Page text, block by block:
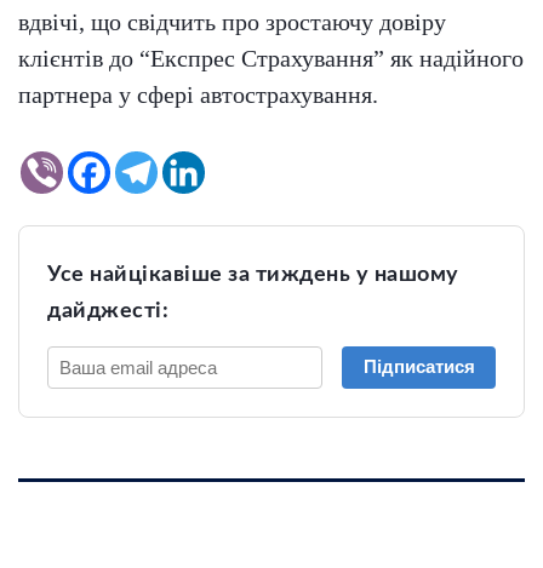
вдвічі, що свідчить про зростаючу довіру
клієнтів до “Експрес Страхування” як надійного
партнера у сфері автострахування.
Усе найцікавіше за тиждень у нашому
дайджесті:
Підписатися